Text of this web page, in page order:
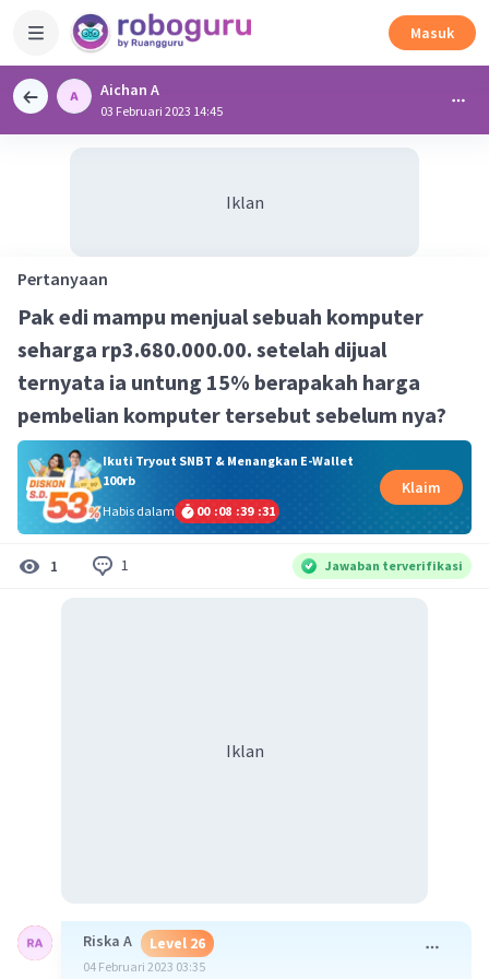
Masuk
Aichan A
03 Februari 2023 14:45
Iklan
Pertanyaan
Pak edi mampu menjual sebuah komputer
seharga rp3.680.000.00. setelah dijual
ternyata ia untung 15% berapakah harga
pembelian komputer tersebut sebelum nya?
Ikuti Tryout SNBT & Menangkan E-Wallet
100rb
Habis dalam
00 :08 :39 :30
Klaim
1 1 Jawaban terverifikasi
Iklan
Riska A Level 26
04 Februari 2023 03:35